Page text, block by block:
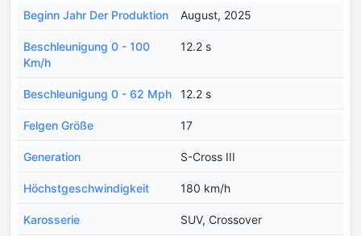
Beginn Jahr Der Produktion August, 2025
Beschleunigung 0 - 100
Km/h
12.2 s
Beschleunigung 0 - 62 Mph 12.2 s
Felgen Größe 17
Generation S-Cross III
Höchstgeschwindigkeit 180 km/h
Karosserie SUV, Crossover